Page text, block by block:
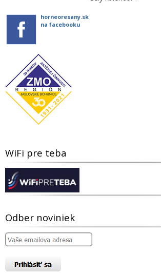
horneoresany.sk
na facebooku
WiFi pre teba
Odber noviniek